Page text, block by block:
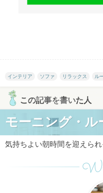
インテリア ソファ リラックス ル
この記事を書いた人
モーニング・ル
気持ちよい朝時間を迎えら